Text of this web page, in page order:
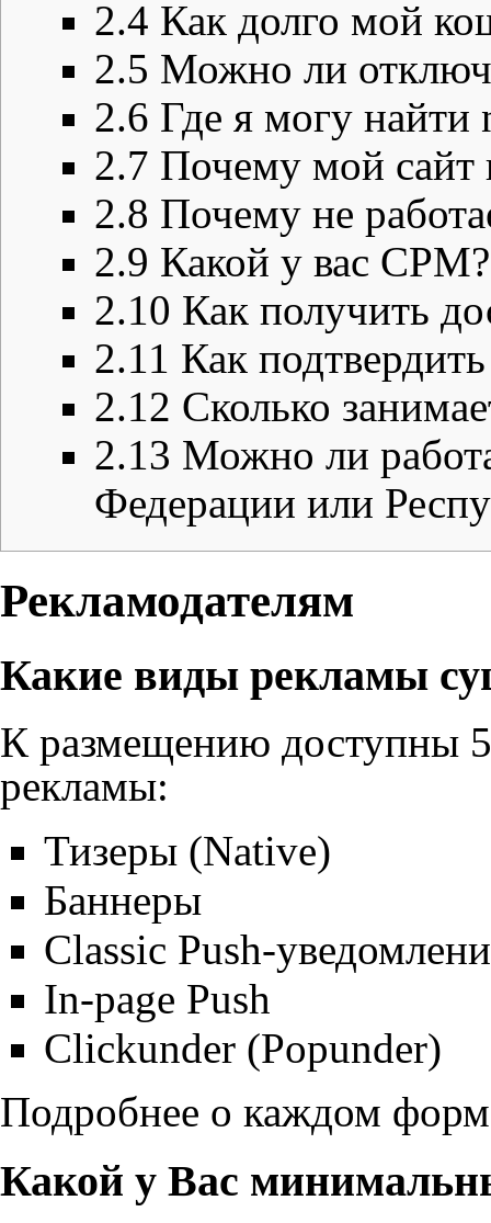
2.4 Как долго мой
2.5 Можно ли
2.6 Где я могу найти
2.7 Почему мой сайт
2.8 Почему не
2.9 Какой у вас CPM?
2.10 Как получить
2.11 Как
2.12 Сколько
2.13 Можно ли
Федерации или
Рекламодателям
Какие виды рекламы
К размещению доступны
рекламы:
Тизеры (Native)
Баннеры
Classic Push-
In-page Push
Сlickunder (Popunder)
Подробнее о каждом
Какой у Вас